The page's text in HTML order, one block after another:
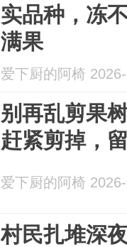
实品种，冻
满果
爱下厨的阿椅
别再乱剪果
赶紧剪掉，
爱下厨的阿椅
村民扎堆深